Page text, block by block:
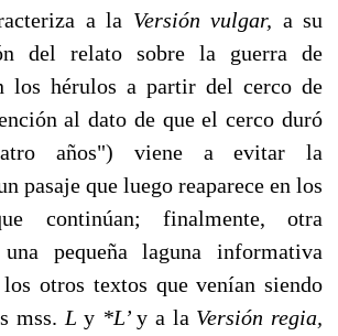
a la Versión vulgar, a su
del relato sobre la guerra de
los hérulos a partir del cerco de
al dato de que el cerco duró
años") viene a evitar la
pasaje que luego reaparece en los
continúan; finalmente, otra
pequeña laguna informativa
otros textos que venían siendo
mss. Ly *L’y a la Versión regia,